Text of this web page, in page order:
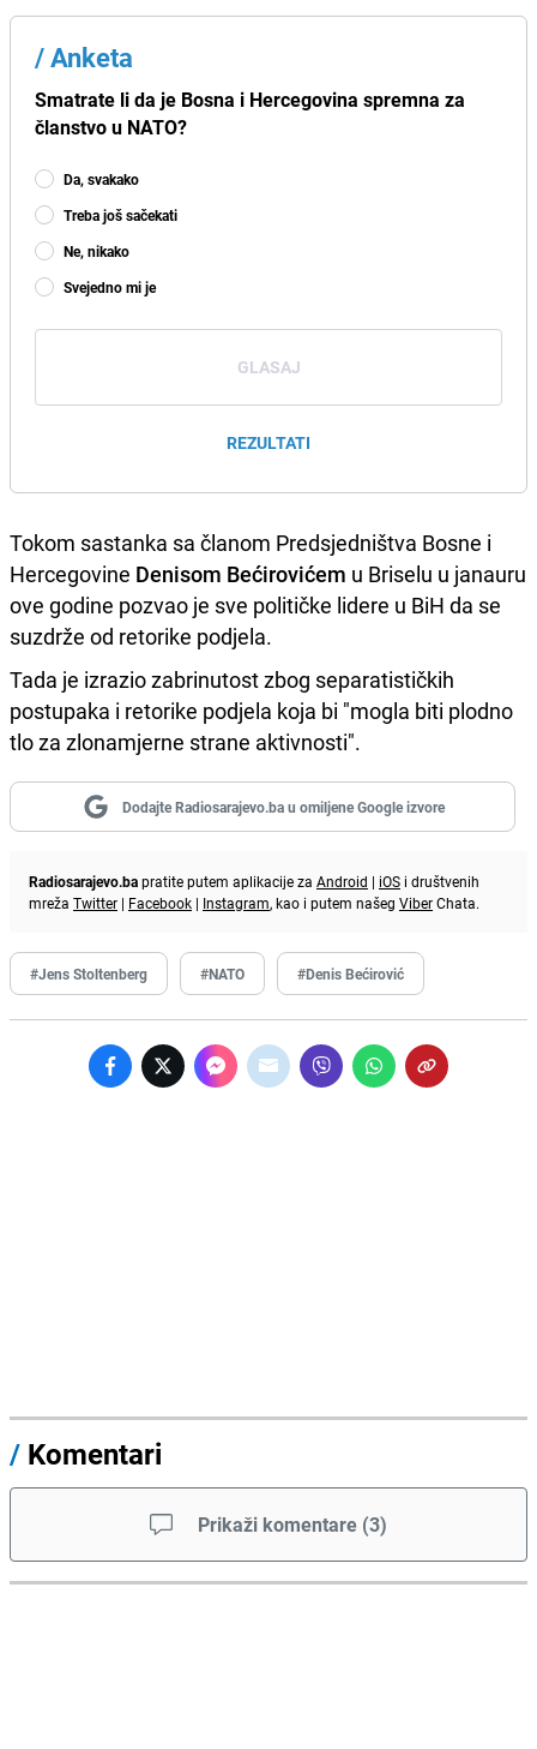
/Anketa
Smatrate li da je Bosna i Hercegovina spremna za
članstvo u NATO?
Da, svakako
Treba još sačekati
Ne, nikako
Svejedno mi je
GLASAJ
REZULTATI
Tokom sastanka sa članom Predsjedništva Bosne i
Hercegovine Denisom Bećirovićem u Briselu u janauru
ove godine pozvao je sve političke lidere u BiH da se
suzdrže od retorike podjela.
Tada je izrazio zabrinutost zbog separatističkih
postupaka i retorike podjela koja bi "mogla biti plodno
tlo za zlonamjerne strane aktivnosti".
Dodajte Radiosarajevo.ba u omiljene Google izvore
Radiosarajevo.bapratite putem aplikacije za Android | iOS i društvenih
mreža Twitter | Facebook | Instagram, kao i putem našeg ViberChata.
#Jens Stoltenberg #NATO #Denis Bećirović
/ Komentari
Prikaži komentare (3)